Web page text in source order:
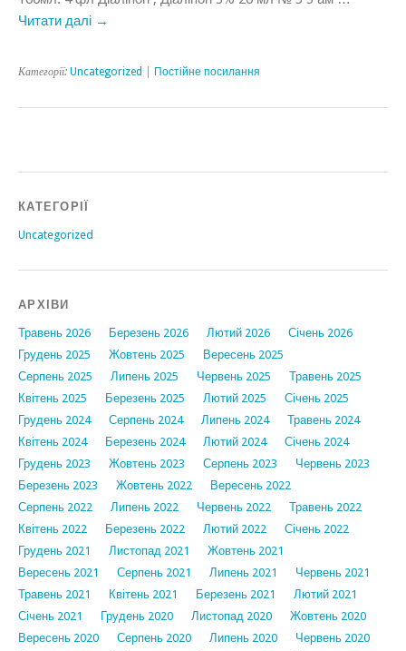
Читати далі →
Категорії: Uncategorized Постійне посилання
КАТЕГОРІЇ
Uncategorized
АРХІВИ
Травень 2026 Березень 2026 Лютий 2026
Січень 2026
Грудень 2025
Жовтень 2025
Вересень 2025
Серпень 2025
Липень 2025 Червень 2025
Травень 2025
Квітень 2025
Березень 2025 Лютий 2025
Січень 2025
Грудень 2024
Серпень 2024 Липень 2024
Травень 2024
Квітень 2024
Березень 2024 Лютий 2024
Січень 2024
Грудень 2023
Жовтень 2023 Серпень 2023
Червень 2023
Березень 2023
Жовтень 2022
Вересень 2022
Серпень 2022
Липень 2022 Червень 2022
Травень 2022
Квітень 2022
Березень 2022 Лютий 2022
Січень 2022
Грудень 2021
Листопад 2021
Жовтень 2021
Вересень 2021
Серпень 2021 Липень 2021
Червень 2021
Травень 2021
Квітень 2021 Березень 2021
Лютий 2021
Січень 2021
Грудень 2020 Листопад 2020
Жовтень 2020
Вересень 2020
Серпень 2020 Липень 2020
Червень 2020